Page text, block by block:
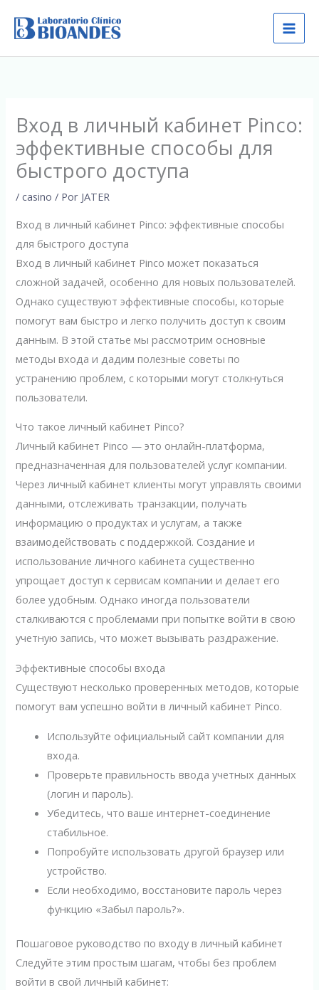
Вход в личный кабинет Pinco:
эффективные способы для
быстрого доступа
/casino / Por JATER
Вход в личный кабинет Pinco: эффективные способы
для быстрого доступа
Вход в личный кабинет Pinco может показаться
сложной задачей, особенно для новых пользователей.
Однако существуют эффективные способы, которые
помогут вам быстро и легко получить доступ к своим
данным. В этой статье мы рассмотрим основные
методы входа и дадим полезные советы по
устранению проблем, с которыми могут столкнуться
пользователи.
Что такое личный кабинет Pinco?
Личный кабинет Pinco — это онлайн-платформа,
предназначенная для пользователей услуг компании.
Через личный кабинет клиенты могут управлять своими
данными, отслеживать транзакции, получать
информацию о продуктах и услугам, а также
взаимодействовать с поддержкой. Создание и
использование личного кабинета существенно
упрощает доступ к сервисам компании и делает его
более удобным. Однако иногда пользователи
сталкиваются с проблемами при попытке войти в свою
учетную запись, что может вызывать раздражение.
Эффективные способы входа
Существуют несколько проверенных методов, которые
помогут вам успешно войти в личный кабинет Pinco.
Используйте официальный сайт компании для
входа.
Проверьте правильность ввода учетных данных
(логин и пароль).
Убедитесь, что ваше интернет-соединение
стабильное.
Попробуйте использовать другой браузер или
устройство.
Если необходимо, восстановите пароль через
функцию «Забыл пароль?».
Пошаговое руководство по входу в личный кабинет
Следуйте этим простым шагам, чтобы без проблем
войти в свой личный кабинет: